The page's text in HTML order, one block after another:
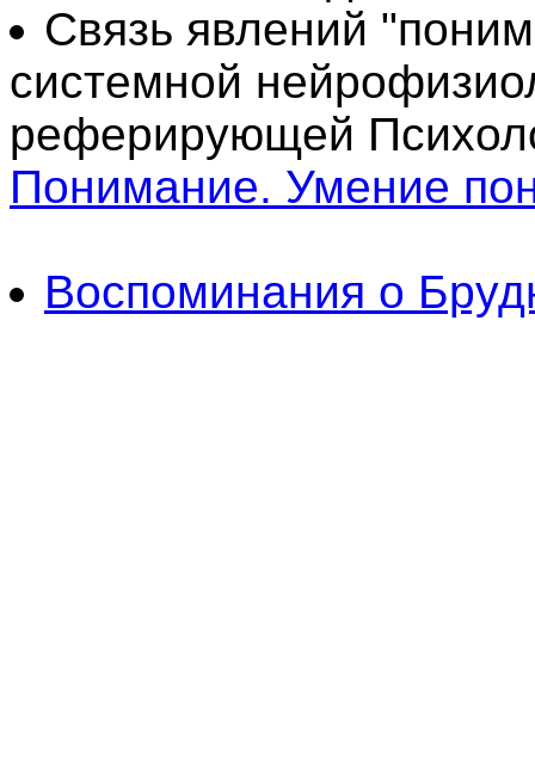
Связь явлений
системной
реферирующей
Понимание. Умение
Воспоминания о